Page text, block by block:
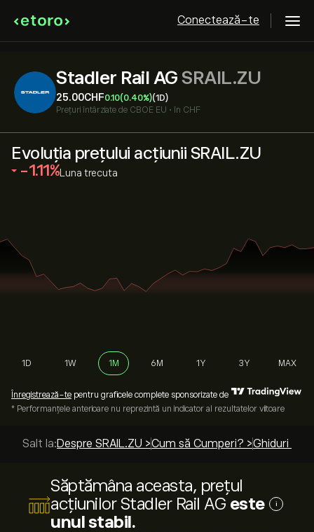
Conectează-te
Stadler Rail AG SRAIL.ZU
25.00‎CHF‎0.10(0.40%)(1D)
Prețuri întârziate de CBOE EU • în CHF
Evoluția prețului acțiunii SRAIL.ZU
‎-1.11‎ Luna trecuta
1D 1W 1M 6M 1Y 3Y MAX
Înregistrează-te pentru graficele complete sponsorizate de
* Performanțele anterioare nu reprezintă un indicator al rezultatelor viitoare
Salt la:Despre SRAIL.ZU >Cum să Cumperi? >Ghiduri de
Săptămâna aceasta, prețul
acțiunilor Stadler Rail AG este
unul stabil.
i